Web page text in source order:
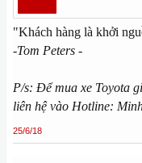
"Khách hàng là khởi
-Tom Peters -
P/s: Để mua xe Toyota
liên hệ vào Hotline:
25/6/18